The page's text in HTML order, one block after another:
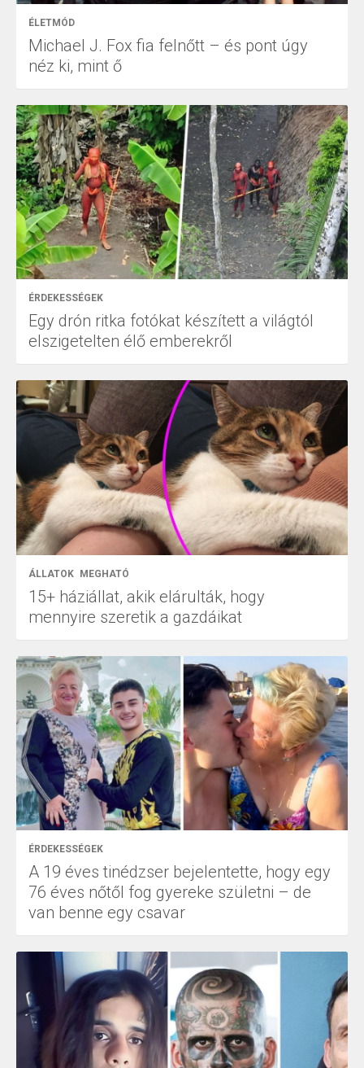
ÉLETMÓD
Michael J. Fox fia felnőtt – és pont úgy
néz ki, mint ő
ÉRDEKESSÉGEK
Egy drón ritka fotókat készített a világtól
elszigetelten élő emberekről
ÁLLATOK MEGHATÓ
15+ háziállat, akik elárulták, hogy
mennyire szeretik a gazdáikat
ÉRDEKESSÉGEK
A 19 éves tinédzser bejelentette, hogy egy
76 éves nőtől fog gyereke születni – de
van benne egy csavar